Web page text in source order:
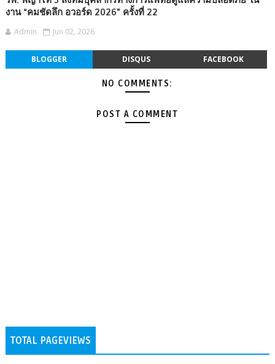
งาน “คมชัดลึก อวอร์ด 2026” ครั้งที่ 22
Admin Jun 02, 2026
BLOGGER DISQUS FACEBOOK
NO COMMENTS:
POST A COMMENT
TOTAL PAGEVIEWS